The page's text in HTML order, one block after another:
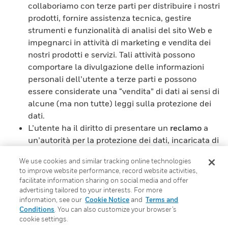
collaboriamo con terze parti per distribuire i nostri
prodotti, fornire assistenza tecnica, gestire
strumenti e funzionalità di analisi del sito Web e
impegnarci in attività di marketing e vendita dei
nostri prodotti e servizi. Tali attività possono
comportare la divulgazione delle informazioni
personali dell’utente a terze parti e possono
essere considerate una “vendita” di dati ai sensi di
alcune (ma non tutte) leggi sulla protezione dei
dati.
L’utente ha il diritto di presentare un reclamo a
un’autorità per la protezione dei dati, incaricata di
dei dati nella sua giurisdizione, in merito alla
raccolta e all’uso delle proprie informazioni
personali se ritiene che il nostro trattamento delle
informazioni personali non sia conforme alla
legge sulla protezione dei dati. Ad esempio, le
persone residenti nell’SEE hanno il diritto di
We use cookies and similar tracking online technologies
to improve website performance, record website activities,
facilitate information sharing on social media and offer
advertising tailored to your interests. For more
information, see our Cookie Noticeand Terms and
Conditions . You can also customize your browser’s
cookie settings.